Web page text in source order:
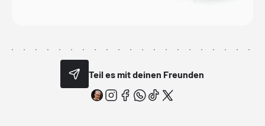
Teil es mit deinen Freunden